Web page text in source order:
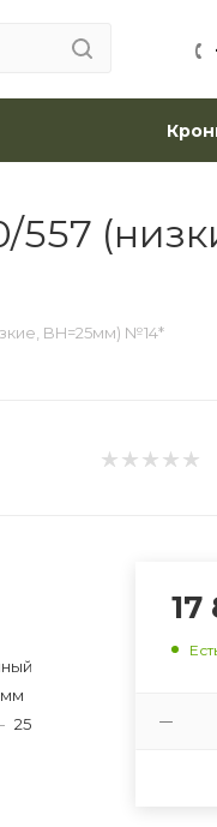
BH=25мм) №14*
25
17